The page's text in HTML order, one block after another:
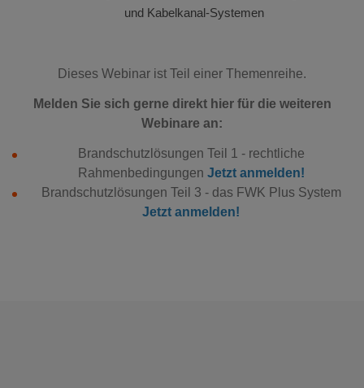
und Kabelkanal-Systemen
Dieses Webinar ist Teil einer Themenreihe.
Melden Sie sich gerne direkt hier für die weiteren
Webinare an:
Brandschutzlösungen Teil 1 - rechtliche
Rahmenbedingungen Jetzt anmelden!
Brandschutzlösungen Teil 3 - das FWK Plus System
Jetzt anmelden!